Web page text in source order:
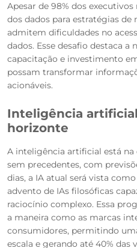
Apesar de 98% dos
dos dados para estratégias de
admitem dificuldades no
dados. Esse desafio destaca a
capacitação e investimento
possam transformar
acionáveis.
Inteligência
horizonte
A inteligência artificial está na
sem precedentes, com
dias, a IA atual será vista
advento de IAs filosóficas
raciocínio complexo. Essa
a maneira como as marcas
consumidores, permitindo
escala e gerando até 40%